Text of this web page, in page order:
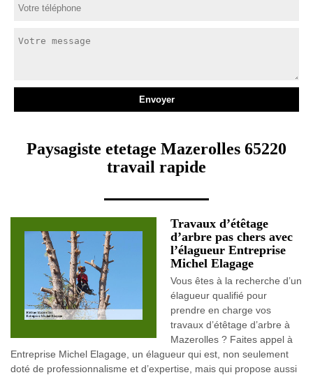
Paysagiste etetage Mazerolles 65220
travail rapide
Travaux d’étêtage
d’arbre pas chers avec
l’élagueur Entreprise
Michel Elagage
Vous êtes à la recherche d’un
élagueur qualifié pour
prendre en charge vos
travaux d’étêtage d’arbre à
Mazerolles ? Faites appel à
Entreprise Michel Elagage, un élagueur qui est, non seulement
doté de professionnalisme et d’expertise, mais qui propose aussi